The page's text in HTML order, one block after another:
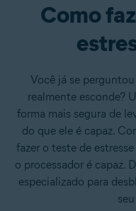
Como
Você já se
realmente esconde?
forma mais segura de
do que ele é capaz.
fazer o teste de
o processador é capaz.
especializado para